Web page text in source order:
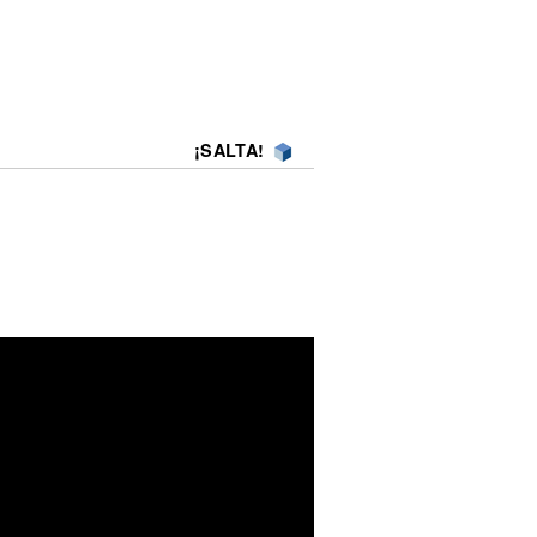
¡SALTA!